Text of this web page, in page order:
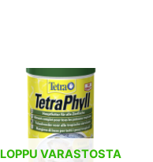
LOPPU VARASTOSTA